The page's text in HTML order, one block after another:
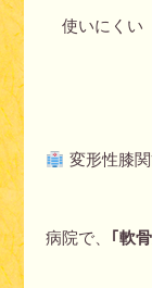
使いにくい
変形性膝
病院で、 ｢軟